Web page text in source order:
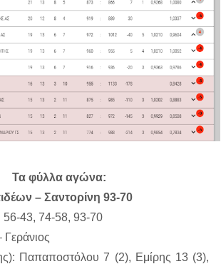
Τα φύλλα αγώνα:
– Σαντορίνη 93-70
56-43, 74-58, 93-70
Γεράνιος
Παπαποστόλου 7 (2), Εμίρης 13 (3),